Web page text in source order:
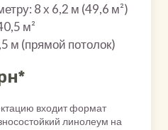
8 х 6,2 м (49,6 м²)
м²
м (прямой потолок)
входит формат
линолеум на